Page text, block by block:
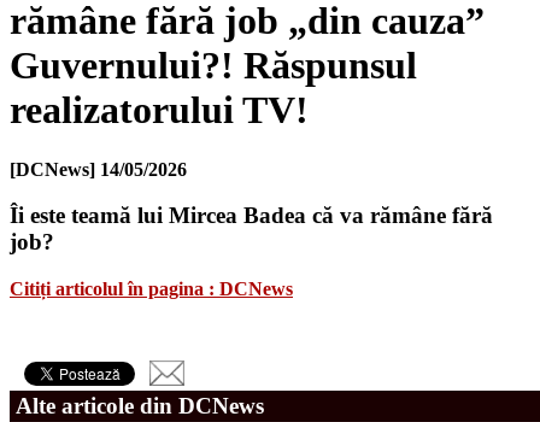
rămâne fără job „din cauza”
Guvernului?! Răspunsul
realizatorului TV!
[DCNews] 14/05/2026
Îi este teamă lui Mircea Badea că va rămâne fără
job?
Citiți articolul în pagina : DCNews
Alte articole din DCNews